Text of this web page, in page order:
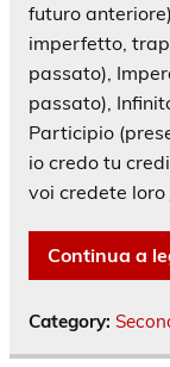
futuro
imperfetto,
passato),
passato),
Participio
io credo tu
voi credete
Continua a
Category: